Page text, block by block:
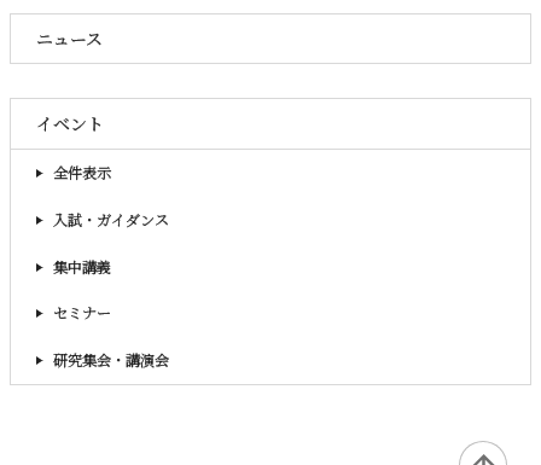
ニュース
イベント
全件表示
入試・ガイダンス
集中講義
セミナー
研究集会・講演会